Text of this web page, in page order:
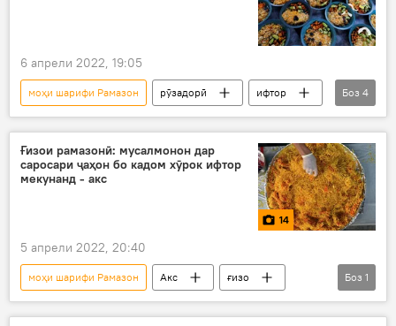
6 апрели 2022, 19:05
моҳи шарифи Рамазон рӯзадорӣ
ифтор
суҳур
тавсияҳо
Дин ва оин
Тандурустӣ
Боз 4
Ғизои рамазонӣ: мусалмонон дар
саросари ҷаҳон бо кадом хӯрок ифтор
мекунанд - акс
14
5 апрели 2022, 20:40
моҳи шарифи Рамазон Акс
ғизо
мусалмонон
Боз 1